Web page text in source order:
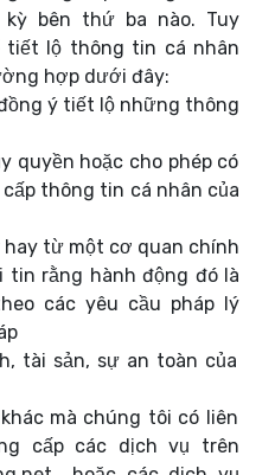
bên thứ ba nào. Tuy
tiết lộ thông tin cá nhân
hợp dưới đây:
ý tiết lộ những thông
quyền hoặc cho phép có
thông tin cá nhân của
hay từ một cơ quan chính
tin rằng hành động đó là
các yêu cầu pháp lý
tài sản, sự an toàn của
mà chúng tôi có liên
cấp các dịch vụ trên